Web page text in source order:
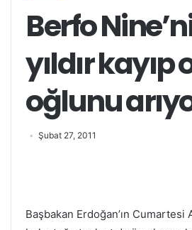
Berfo
yıldır kayıp
oğlunu
Şubat 27, 2011
Başbakan Erdoğan’ın Cumartesi